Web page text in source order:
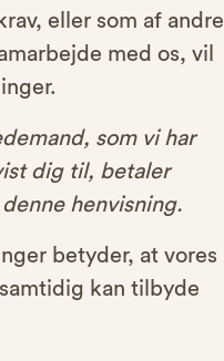
eller som af andre
med os, vil
som vi har
dig til, betaler
henvisning.
betyder, at vores
kan tilbyde